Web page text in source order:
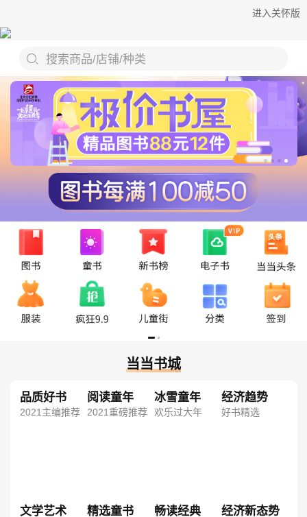
进入关怀版
搜索商品/店铺/种类
当当书城
品质好书
2021主编推荐
阅读童年
2021重磅推荐
冰雪童年
欢乐过大年
经济趋势
好书精选
文学艺术 精选童书 畅读经典 经济新态势